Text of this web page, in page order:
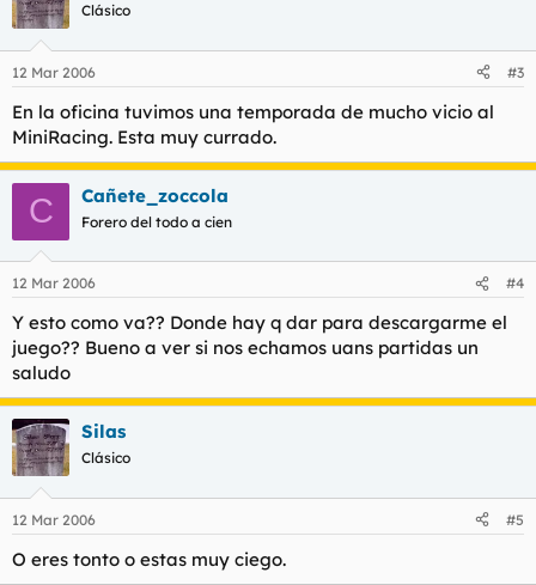
Clásico
12 Mar 2006 #3
En la oficina tuvimos una temporada de mucho vicio al
MiniRacing. Esta muy currado.
C Cañete_zoccola
Forero del todo a cien
12 Mar 2006 #4
Y esto como va?? Donde hay q dar para descargarme el
juego?? Bueno a ver si nos echamos uans partidas un
saludo
Silas
Clásico
12 Mar 2006 #5
O eres tonto o estas muy ciego.